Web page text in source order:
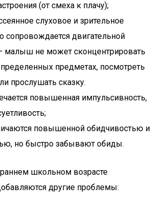
(от смеха к плачу);
слуховое и зрительное
сопровождается двигательной
малыш не может сконцентрировать
предметах, посмотреть
прослушать сказку.
повышенная импульсивность,
повышенной обидчивостью и
но быстро забывают обиды.
школьном возрасте
другие проблемы: